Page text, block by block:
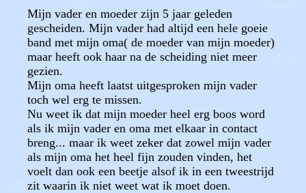
Mijn vader en moeder zijn 5 jaar geleden
gescheiden. Mijn vader had altijd een hele goeie
band met mijn oma( de moeder van mijn moeder)
maar heeft ook haar na de scheiding niet meer
gezien.
Mijn oma heeft laatst uitgesproken mijn vader
toch wel erg te missen.
Nu weet ik dat mijn moeder heel erg boos word
als ik mijn vader en oma met elkaar in contact
breng... maar ik weet zeker dat zowel mijn vader
als mijn oma het heel fijn zouden vinden, het
voelt dan ook een beetje alsof ik in een tweestrijd
zit waarin ik niet weet wat ik moet doen.